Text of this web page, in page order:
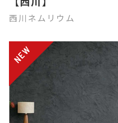
西川ネムリウム